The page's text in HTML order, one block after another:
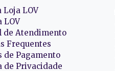
Loja LOV
LOV
de Atendimento
Frequentes
de Pagamento
de Privacidade